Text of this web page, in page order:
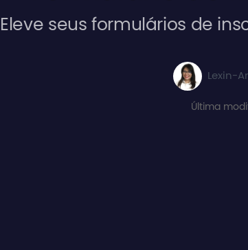
Eleve seus formulários de
Lexin-
Última